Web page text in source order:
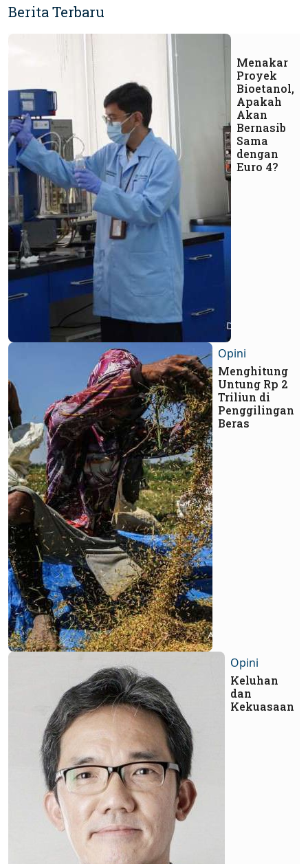
Berita Terbaru
Menakar
Proyek
Bioetanol,
Apakah
Akan
Bernasib
Sama
dengan
Euro 4?
Opini
Menghitung
Untung Rp 2
Triliun di
Penggilingan
Beras
Opini
Keluhan
dan
Kekuasaan